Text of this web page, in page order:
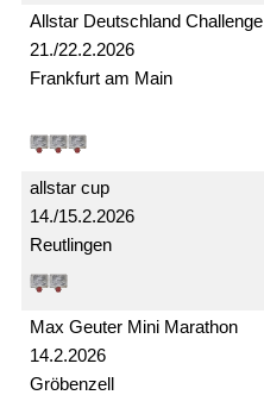
21./22.2.2026
Allstar Deutschland Challenge
Frankfurt am Main
14./15.2.2026
allstar cup
Reutlingen
14.2.2026
Max Geuter Mini Marathon
Gröbenzell